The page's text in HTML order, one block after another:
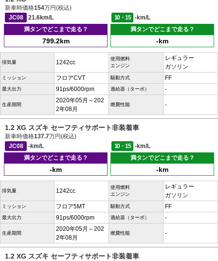
新車時価格154万円(税込)
JC08
21.6km/L 10・15
-km/L
満タンでどこまで走る？
799.2km
満タンでどこまで走る？
-km
排気量 1242cc
使用燃料
エンジン
レギュラー
ガソリン
ミッション フロアCVT 駆動方式 FF
最大出力 91ps/6000rpm 過給器（ターボ） -
生産期間
2020年05月～202
2年08月
燃費性能 -
1.2 XG スズキ セーフティサポート非装着車
新車時価格137.7万円(税込)
JC08
-km/L 10・15
-km/L
満タンでどこまで走る？
-km
満タンでどこまで走る？
-km
排気量 1242cc
使用燃料
エンジン
レギュラー
ガソリン
ミッション フロア5MT 駆動方式 FF
最大出力 91ps/6000rpm 過給器（ターボ） -
生産期間
2020年05月～202
2年08月
燃費性能 -
1.2 XG スズキ セーフティサポート非装着車